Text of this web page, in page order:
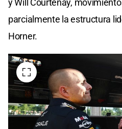
y Will Courtenay,
parcialmente la estructura
Horner.